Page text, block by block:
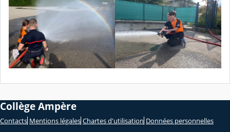
Collège Ampère
Contacts Mentions légales Chartes d'utilisation Données personnelles